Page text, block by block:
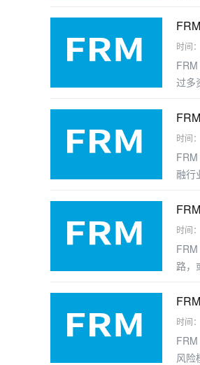
时间
过多
时间
融行
时间
路，
时间
风险